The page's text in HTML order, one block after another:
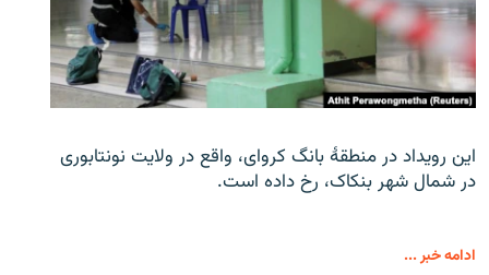
این رویداد در منطقۀ بانگ کروای، واقع در ولایت نونتابوری
در شمال شهر بنکاک، رخ داده است.
ادامه خبر ...